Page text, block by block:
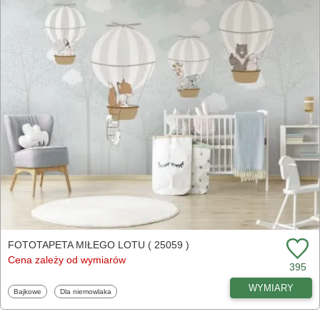
FOTOTAPETA MIŁEGO LOTU ( 25059 )
Cena zależy od wymiarów
395
Fototapety
Bajkowe Fototapety
Dla niemowlaka WYMIARY